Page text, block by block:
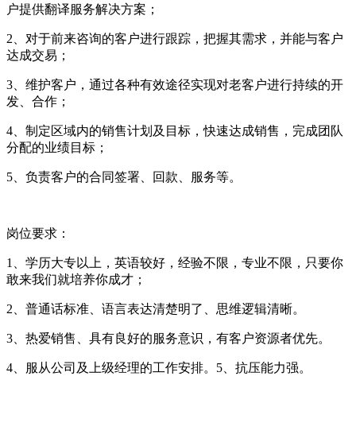
户提供翻译服务解决方案；
2、对于前来咨询的客户进行跟踪，把握其需求，并能与客户
达成交易；
3、维护客户，通过各种有效途径实现对老客户进行持续的开
发、合作；
4、制定区域内的销售计划及目标，快速达成销售，完成团队
分配的业绩目标；
5、负责客户的合同签署、回款、服务等。
岗位要求：
1、学历大专以上，英语较好，经验不限，专业不限，只要你
敢来我们就培养你成才；
2、普通话标准、语言表达清楚明了、思维逻辑清晰。
3、热爱销售、具有良好的服务意识，有客户资源者优先。
4、服从公司及上级经理的工作安排。5、抗压能力强。